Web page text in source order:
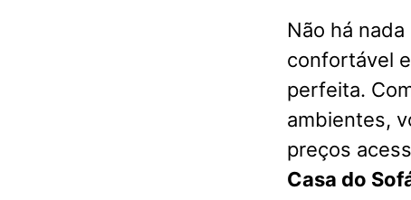
Não há
confortável
perfeita.
ambientes,
preços
Casa do